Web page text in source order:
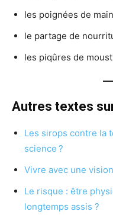
les poignées de main
le partage de
les piqûres de
Autres textes
Les sirops contre la
science ?
Vivre avec une
Le risque : être
longtemps assis ?